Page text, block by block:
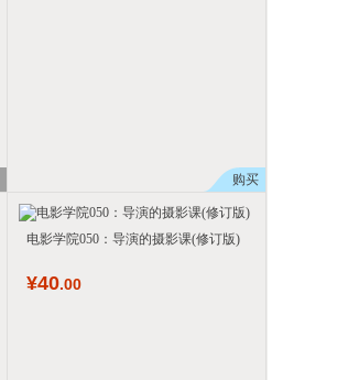
购买
电影学院050：导演的摄影课(修订版)
¥40.00